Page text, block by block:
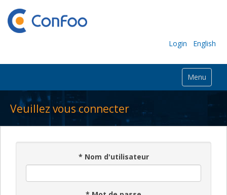
Login English
Menu
Veuillez vous connecter
* Nom d'utilisateur